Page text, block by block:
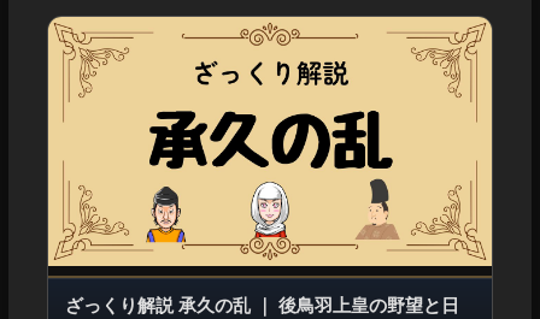
ざっくり解説 承久の乱｜ 後鳥羽上皇の野望と日